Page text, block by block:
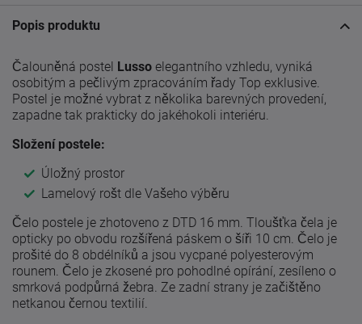
Popis produktu
Čalouněná postel Lusso elegantního vzhledu, vyniká
osobitým a pečlivým zpracováním řady Top exklusive.
Postel je možné vybrat z několika barevných provedení,
zapadne tak prakticky do jakéhokoli interiéru.
Složení postele:
Úložný prostor
Lamelový rošt dle Vašeho výběru
Čelo postele je zhotoveno z DTD 16 mm. Tloušťka čela je
opticky po obvodu rozšířená páskem o šíři 10 cm. Čelo je
prošité do 8 obdélníků a jsou vycpané polyesterovým
rounem. Čelo je zkosené pro pohodlné opírání, zesíleno o
smrková podpůrná žebra. Ze zadní strany je začištěno
netkanou černou textilií.